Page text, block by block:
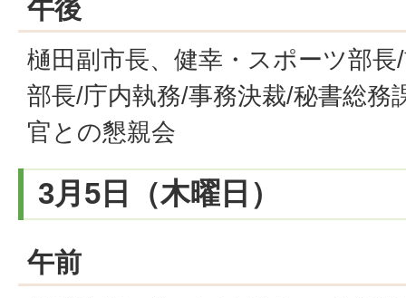
午後
樋田副市長、健幸・スポーツ部
部長/庁内執務/事務決裁/秘書総務
官との懇親会
3月5日（木曜日）
午前